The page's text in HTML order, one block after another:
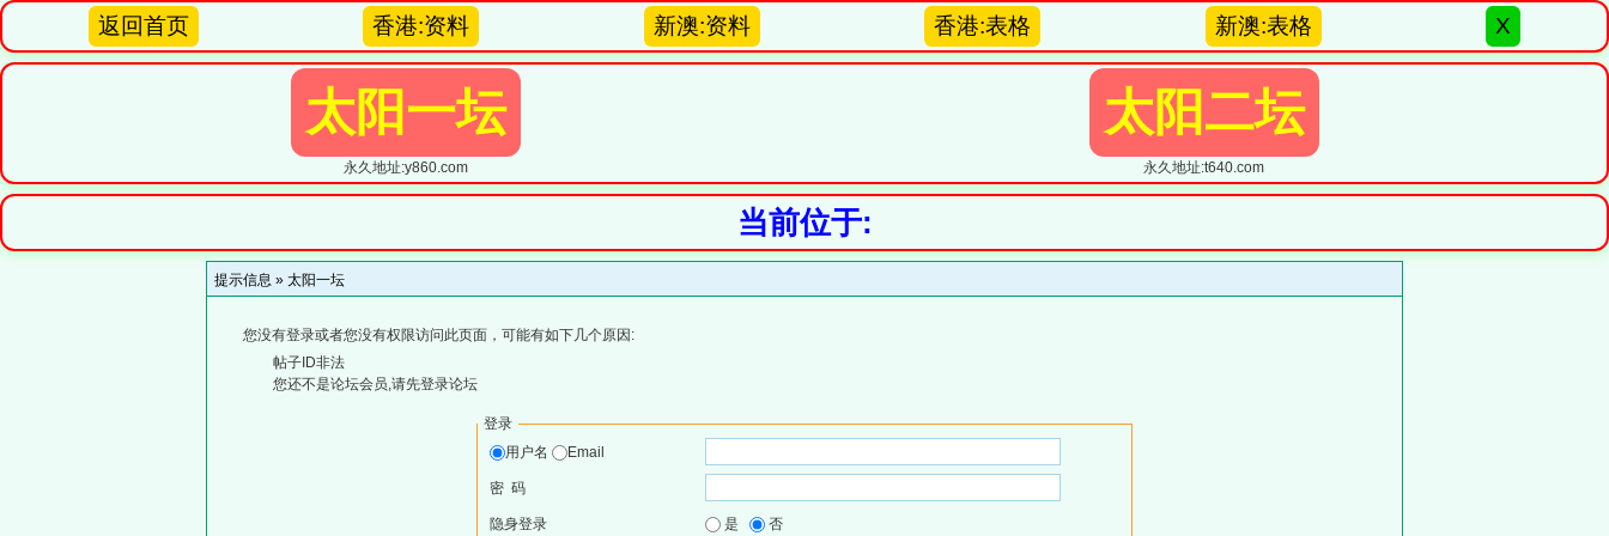
返回首页 香港:资料 新澳:资料 香港:表格 新澳:表格 X
太阳一坛
永久地址:y860.com
太阳二坛
永久地址:t640.com
当前位于:
提示信息 » 太阳一坛
您没有登录或者您没有权限访问此页面，可能有如下几个原因:
帖子ID非法
您还不是论坛会员,请先登录论坛
登录
用户名
Email
密 码
隐身登录 是 否